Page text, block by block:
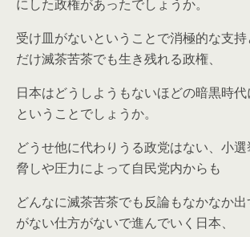
にした政権があったでしょうか。
受け皿がないということで消極的な支
だけ滅茶苦茶でも生き残れる政権、
日本はどうしようもないほどの暗黒時
ということでしょうか。
どうせ他に代わりうる政党はない、小
脅しや圧力によって自民党内からも
どんなに滅茶苦茶でも反論もなかなか出
がない仕方がないで進んでいく日本、